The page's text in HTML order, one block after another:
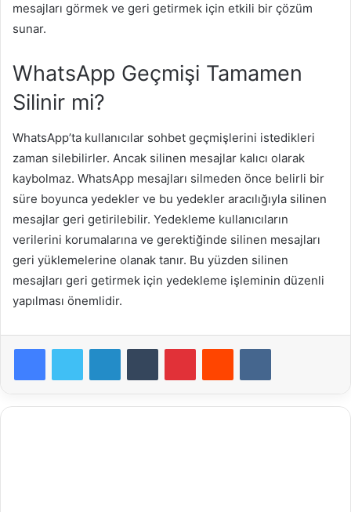
mesajları görmek ve geri getirmek için etkili bir çözüm
sunar.
WhatsApp Geçmişi Tamamen
Silinir mi?
WhatsApp’ta kullanıcılar sohbet geçmişlerini istedikleri
zaman silebilirler. Ancak silinen mesajlar kalıcı olarak
kaybolmaz. WhatsApp mesajları silmeden önce belirli bir
süre boyunca yedekler ve bu yedekler aracılığıyla silinen
mesajlar geri getirilebilir. Yedekleme kullanıcıların
verilerini korumalarına ve gerektiğinde silinen mesajları
geri yüklemelerine olanak tanır. Bu yüzden silinen
mesajları geri getirmek için yedekleme işleminin düzenli
yapılması önemlidir.